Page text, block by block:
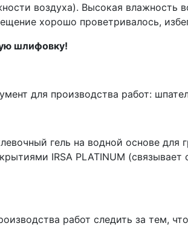
воздуха). Высокая влажность
хорошо проветривалось,
шлифовку!
для производства работ:
гель на водной основе для
IRSA PLATINUM (связывает
работ следить за тем,